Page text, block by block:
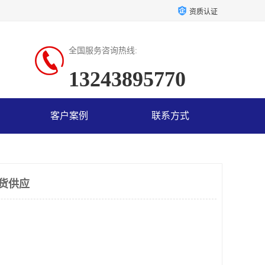
资质认证
全国服务咨询热线:
13243895770
客户案例 联系方式
供应